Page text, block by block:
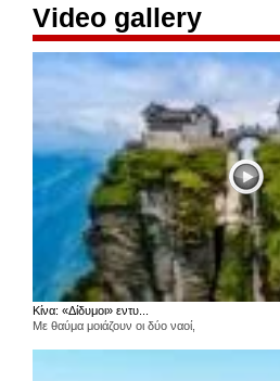
Video gallery
Κίνα: «Δίδυμοι» εντυ...
Με θαύμα μοιάζουν οι δύο ναοί,